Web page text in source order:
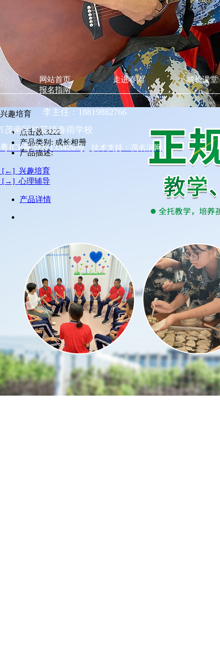
兴趣培育
点击数:3222
产品类别: 成长相册
产品描述:
[←] 兴趣培育
[→] 心理辅导
产品详情
网站首页 走进春雨
成长课堂
报名指南
号） 李主任：18819882766
茂南区袂花镇春雨学校
粤ICP备2021133426号
技术支持：茂名润网